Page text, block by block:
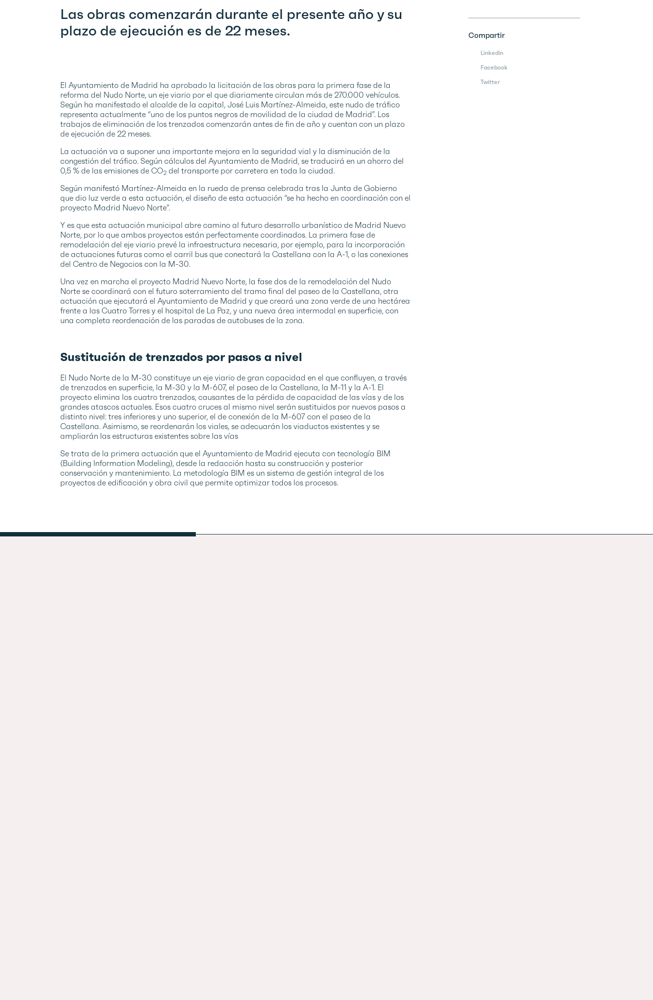
Las obras comenzarán durante el presente año y su
plazo de ejecución es de 22 meses.
El Ayuntamiento de Madrid ha aprobado la licitación de las obras para la primera fase de la
reforma del Nudo Norte, un eje viario por el que diariamente circulan más de 270.000 vehículos.
Según ha manifestado el alcalde de la capital, José Luis Martínez-Almeida, este nudo de tráfico
representa actualmente “uno de los puntos negros de movilidad de la ciudad de Madrid”. Los
trabajos de eliminación de los trenzados comenzarán antes de fin de año y cuentan con un plazo
de ejecución de 22 meses.
La actuación va a suponer una importante mejora en la seguridad vial y la disminución de la
congestión del tráfico. Según cálculos del Ayuntamiento de Madrid, se traducirá en un ahorro del
0,5 % de las emisiones de CO2 del transporte por carretera en toda la ciudad.
Según manifestó Martínez-Almeida en la rueda de prensa celebrada tras la Junta de Gobierno
que dio luz verde a esta actuación, el diseño de esta actuación “se ha hecho en coordinación con el
proyecto Madrid Nuevo Norte”.
Y es que esta actuación municipal abre camino al futuro desarrollo urbanístico de Madrid Nuevo
Norte, por lo que ambos proyectos están perfectamente coordinados. La primera fase de
remodelación del eje viario prevé la infraestructura necesaria, por ejemplo, para la incorporación
de actuaciones futuras como el carril bus que conectará la Castellana con la A-1, o las conexiones
del Centro de Negocios con la M-30.
Una vez en marcha el proyecto Madrid Nuevo Norte, la fase dos de la remodelación del Nudo
Norte se coordinará con el futuro soterramiento del tramo final del paseo de la Castellana, otra
actuación que ejecutará el Ayuntamiento de Madrid y que creará una zona verde de una hectárea
frente a las Cuatro Torres y el hospital de La Paz, y una nueva área intermodal en superficie, con
una completa reordenación de las paradas de autobuses de la zona.
Sustitución de trenzados por pasos a nivel
El Nudo Norte de la M-30 constituye un eje viario de gran capacidad en el que confluyen, a través
de trenzados en superficie, la M-30 y la M-607, el paseo de la Castellana, la M-11 y la A-1. El
proyecto elimina los cuatro trenzados, causantes de la pérdida de capacidad de las vías y de los
grandes atascos actuales. Esos cuatro cruces al mismo nivel serán sustituidos por nuevos pasos a
distinto nivel: tres inferiores y uno superior, el de conexión de la M-607 con el paseo de la
Castellana. Asimismo, se reordenarán los viales, se adecuarán los viaductos existentes y se
ampliarán las estructuras existentes sobre las vías
Se trata de la primera actuación que el Ayuntamiento de Madrid ejecuta con tecnología BIM
(Building Information Modeling), desde la redacción hasta su construcción y posterior
conservación y mantenimiento. La metodología BIM es un sistema de gestión integral de los
proyectos de edificación y obra civil que permite optimizar todos los procesos.
Compartir
Linkedin
Facebook
Twitter